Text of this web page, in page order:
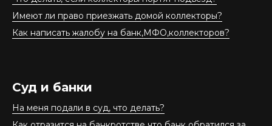
Имеют ли право приезжать домой коллекторы?
Как написать жалобу на банк,МФО,коллекторов?
Суд и банки
На меня подали в суд, что делать?